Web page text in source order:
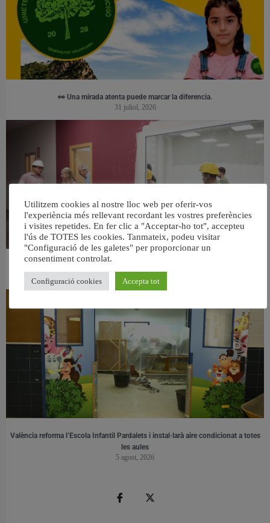
👀 Una mirada atenta puede marcar la diferencia.
31 juliol, 2026
València reforma l’Escola Infantil Pardalets i instal·larà aire condicionat a totes
les aules
5 agost, 2026
Utilitzem cookies al nostre lloc web per oferir-vos
l'experiència més rellevant recordant les vostres preferències
i visites repetides. En fer clic a "Acceptar-ho tot", accepteu
l'ús de TOTES les cookies. Tanmateix, podeu visitar
"Configuració de les galetes" per proporcionar un
consentiment controlat.
Configuració cookies Accepta tot